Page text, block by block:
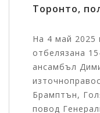
Торонто,
На 4 май 2025
отбелязана
ансамбъл
Брамптън,
повод